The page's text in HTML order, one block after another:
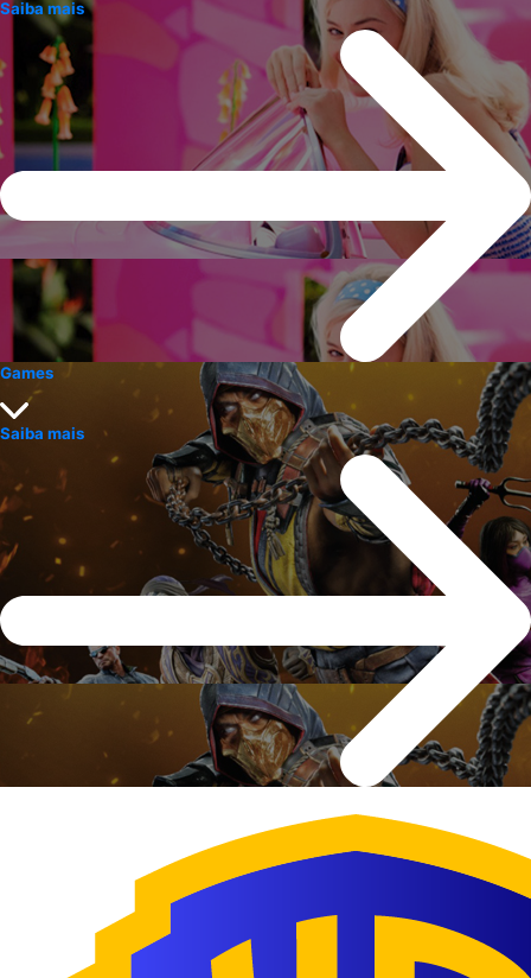
Saiba mais
Games
Saiba mais